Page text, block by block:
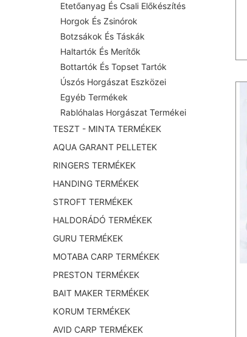
Etetőanyag És Csali Előkészítés
Horgok És Zsinórok
Botzsákok És Táskák
Haltartók És Merítők
Bottartók És Topset Tartók
Úszós Horgászat Eszközei
Egyéb Termékek
Rablóhalas Horgászat Termékei
TESZT - MINTA TERMÉKEK
AQUA GARANT PELLETEK
RINGERS TERMÉKEK
HANDING TERMÉKEK
STROFT TERMÉKEK
HALDORÁDÓ TERMÉKEK
GURU TERMÉKEK
MOTABA CARP TERMÉKEK
PRESTON TERMÉKEK
BAIT MAKER TERMÉKEK
KORUM TERMÉKEK
AVID CARP TERMÉKEK